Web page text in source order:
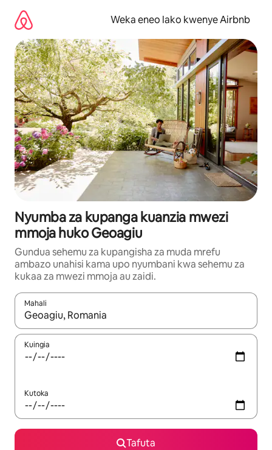
kwenda
kwenye
maudhui
Weka eneo lako kwenye Airbnb
Nyumba za kupanga kuanzia mwezi
mmoja huko Geoagiu
Gundua sehemu za kupangisha za muda mrefu
ambazo unahisi kama upo nyumbani kwa sehemu za
kukaa za mwezi mmoja au zaidi.
Mahali
Wakati matokeo yanapatikana, vinjari kwa kutumia vitufe vya
Kuingia
Kutoka
Tafuta